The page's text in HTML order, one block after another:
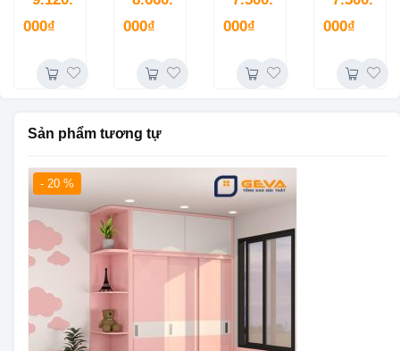
000₫
000₫
GN35
000₫
kéo
GN27
000₫
Sản phẩm tương tự
- 20 %